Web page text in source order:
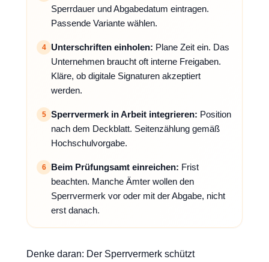
Sperrdauer und Abgabedatum eintragen.
Passende Variante wählen.
4 Unterschriften einholen: Plane Zeit ein. Das
Unternehmen braucht oft interne Freigaben.
Kläre, ob digitale Signaturen akzeptiert
werden.
5 Sperrvermerk in Arbeit integrieren: Position
nach dem Deckblatt. Seitenzählung gemäß
Hochschulvorgabe.
6 Beim Prüfungsamt einreichen: Frist
beachten. Manche Ämter wollen den
Sperrvermerk vor oder mit der Abgabe, nicht
erst danach.
Denke daran: Der Sperrvermerk schützt